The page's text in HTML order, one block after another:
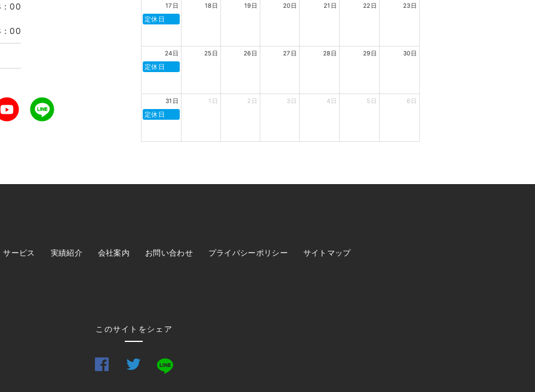
00
00
17日
定休日
18日 19日 20日 21日 22日 23日
24日
定休日
25日 26日 27日 28日 29日 30日
31日
定休日
1日 2日 3日 4日 5日 6日
サービス 実績紹介 会社案内 お問い合わせ プライバシーポリシー サイトマップ
このサイトをシェア